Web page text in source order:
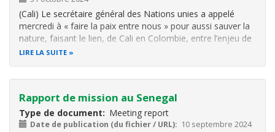
(Cali) Le secrétaire général des Nations unies a appelé
mercredi à « faire la paix entre nous » pour aussi sauver la
nature, faisant le lien, de Cali en Colombie, entre l’enjeu de
la COP16 biodiversité qui s’y déroule et les guerres en
LIRE LA SUITE
Rapport de mission au Senegal
Type de document Meeting report
Date de publication (du fichier / URL) 10 septembre 2024